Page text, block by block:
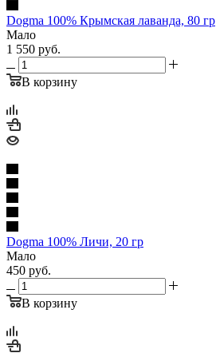
Dogma 100% Крымская лаванда, 80 гр
Мало
1 550 руб.
В корзину
Dogma 100% Личи, 20 гр
Мало
450 руб.
В корзину